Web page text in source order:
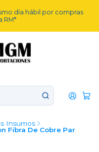
día hábil por compras
RM*
Insumos
Fibra De Cobre Par